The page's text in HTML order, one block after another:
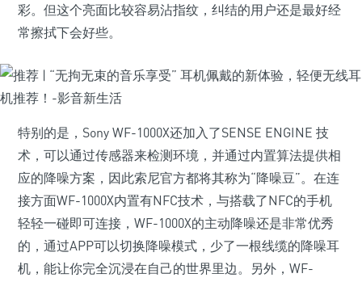
彩。但这个亮面比较容易沾指纹，纠结的用户还是最好经
常擦拭下会好些。
特别的是，Sony WF-1000X还加入了SENSE ENGINE 技
术，可以通过传感器来检测环境，并通过内置算法提供相
应的降噪方案，因此索尼官方都将其称为“降噪豆”。在连
接方面WF-1000X内置有NFC技术，与搭载了NFC的手机
轻轻一碰即可连接，WF-1000X的主动降噪还是非常优秀
的，通过APP可以切换降噪模式，少了一根线缆的降噪耳
机，能让你完全沉浸在自己的世界里边。另外，WF-